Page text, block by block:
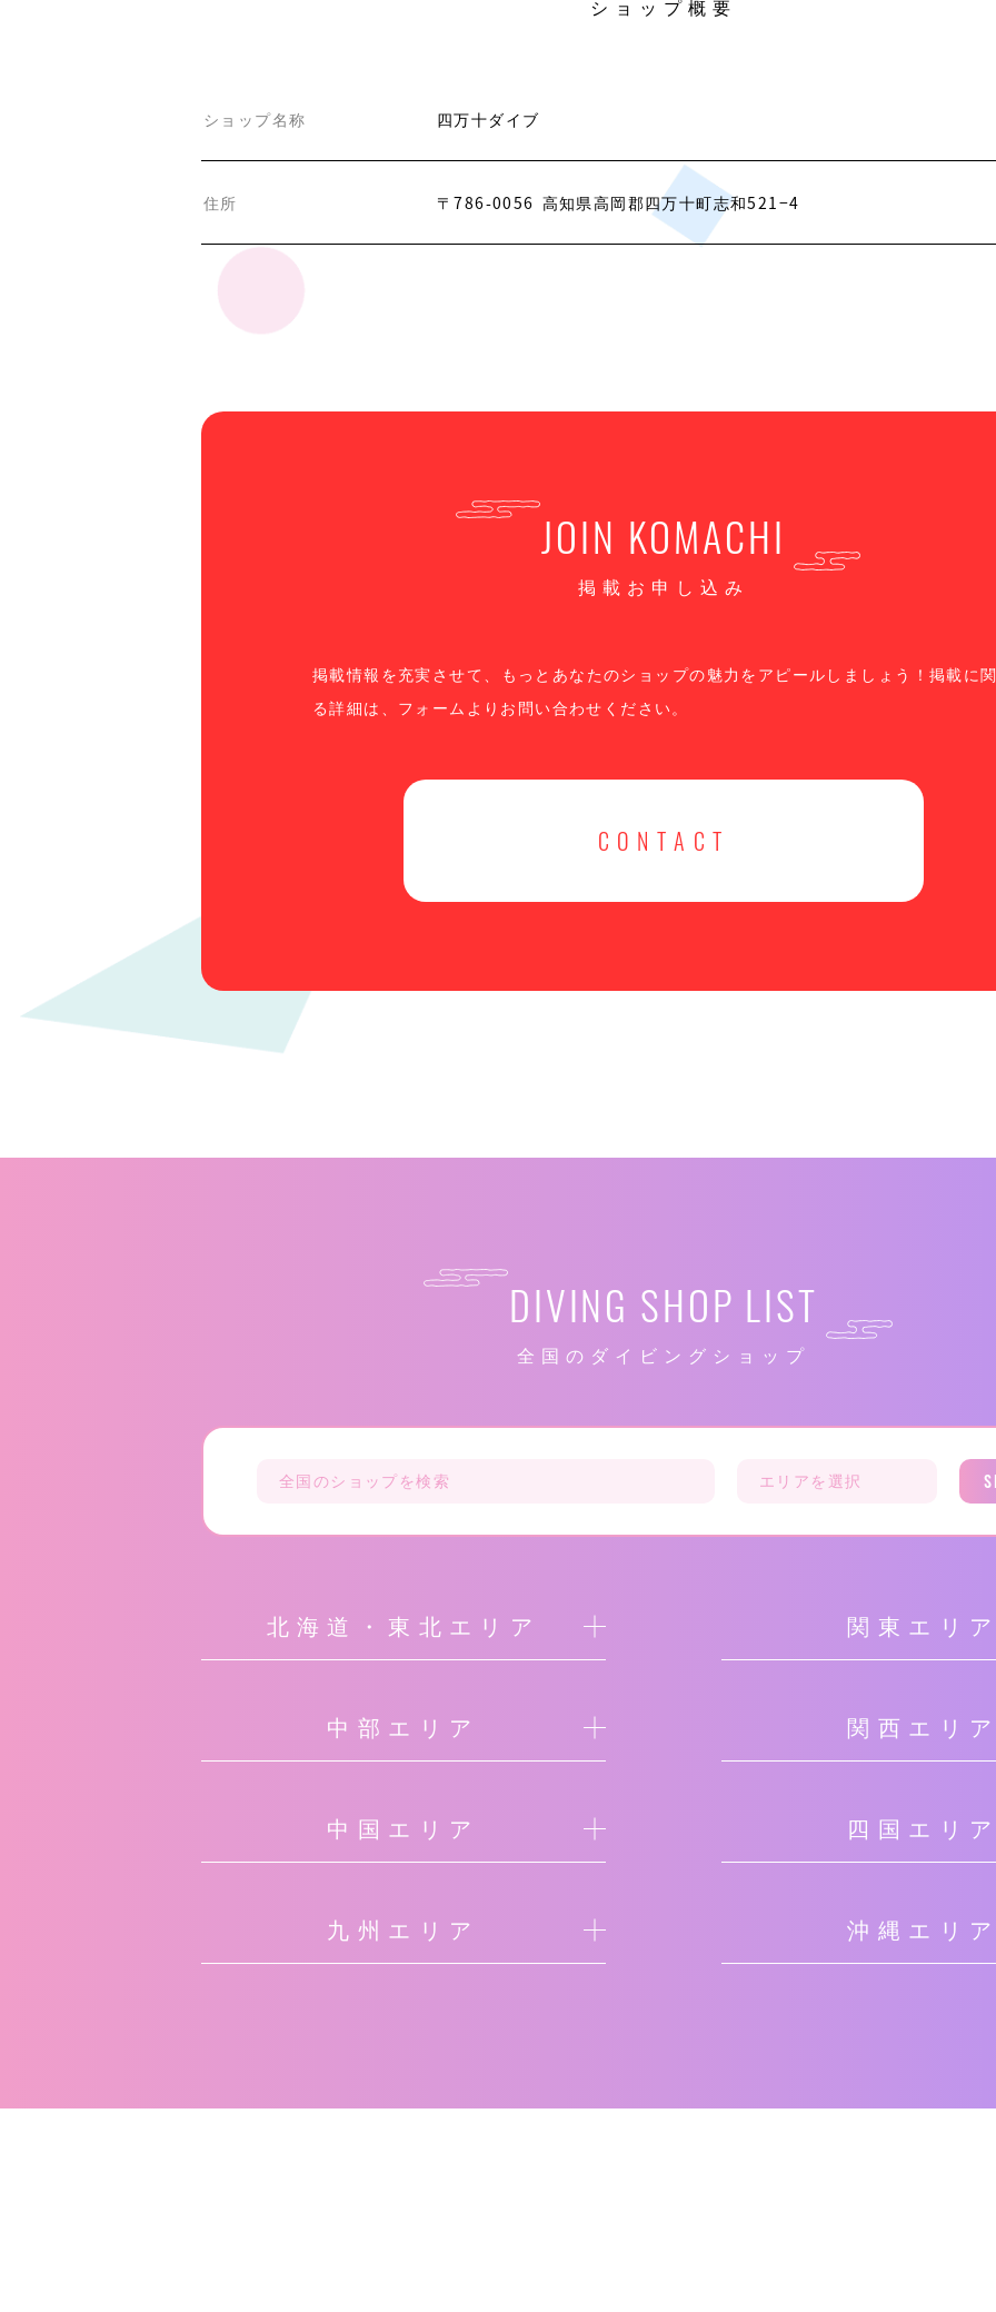
ショップ概要
ショップ名称 四万十ダイブ
住所 〒786-0056 高知県高岡郡四万十町志和521−4
JOIN KOMACHI
掲載お申し込み
掲載情報を充実させて、もっとあなたのショップの魅力をアピールしましょう！掲載に
る詳細は、フォームよりお問い合わせください。
CONTACT
DIVING SHOP LIST
全国のダイビングショップ
北海道・東北エリア 関東エリ
中部エリア 関西エリ
中国エリア 四国エリ
九州エリア 沖縄エリ